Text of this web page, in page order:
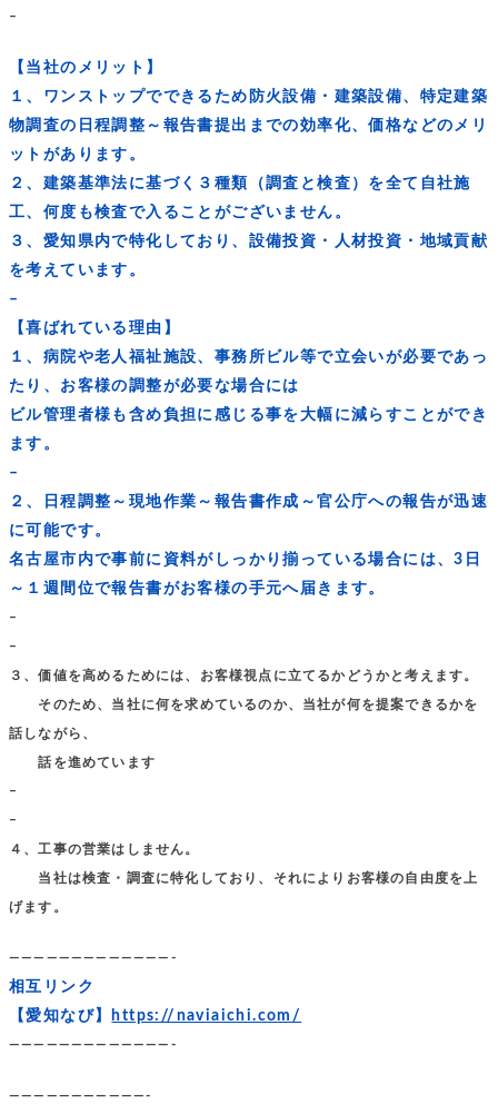
–
【当社のメリット】
１、ワンストップでできるため防火設備・建築設備、特定建築
物調査の日程調整～報告書提出までの効率化、価格などのメリ
ットがあります。
２、建築基準法に基づく３種類（調査と検査）を全て自社施
工、何度も検査で入ることがございません。
３、愛知県内で特化しており、設備投資・人材投資・地域貢献
を考えています。
–
【喜ばれている理由】
１、病院や老人福祉施設、事務所ビル等で立会いが必要であっ
たり、お客様の調整が必要な場合には
ビル管理者様も含め負担に感じる事を大幅に減らすことができ
ます。
–
２、日程調整～現地作業～報告書作成～官公庁への報告が迅速
に可能です。
名古屋市内で事前に資料がしっかり揃っている場合には、3日
～１週間位で報告書がお客様の手元へ届きます。
–
–
３、価値を高めるためには、お客様視点に立てるかどうかと考えます。
そのため、当社に何を求めているのか、当社が何を提案できるかを
話しながら、
話を進めています
–
–
４、工事の営業はしません。
当社は検査・調査に特化しており、それによりお客様の自由度を上
げます。
—————————————-
相互リンク
【愛知なび】
https://naviaichi.com/
—————————————-
———————————-